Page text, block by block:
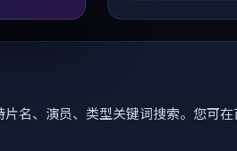
名、演员、类型关键词搜索。您可